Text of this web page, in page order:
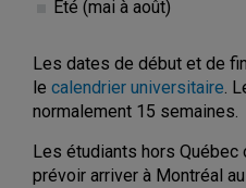
Été (mai à août)
Les dates de début et de
le calendrier universitaire.
normalement 15 semaines.
Les étudiants hors Québec
prévoir arriver à Montréal